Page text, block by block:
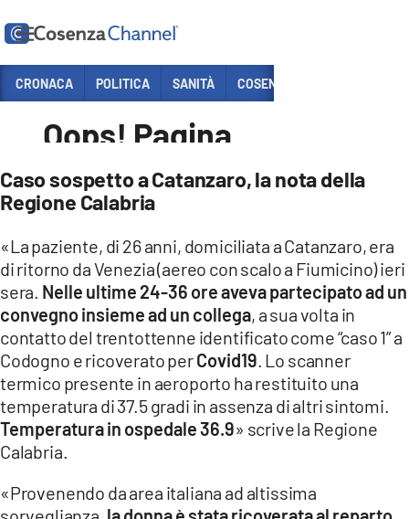
Caso sospetto a Catanzaro, la nota della
Regione Calabria
«La paziente, di 26 anni, domiciliata a Catanzaro, era
di ritorno da Venezia (aereo con scalo a Fiumicino) ieri
sera. Nelle ultime 24-36 ore aveva partecipato ad un
convegno insieme ad un collega, a sua volta in
contatto del trentottenne identificato come “caso 1” a
Codogno e ricoverato perCovid19. Lo scanner
termico presente in aeroporto ha restituito una
temperatura di 37.5 gradi in assenza di altri sintomi.
Temperatura in ospedale 36.9» scrive la Regione
Calabria.
«Provenendo da area italiana ad altissima